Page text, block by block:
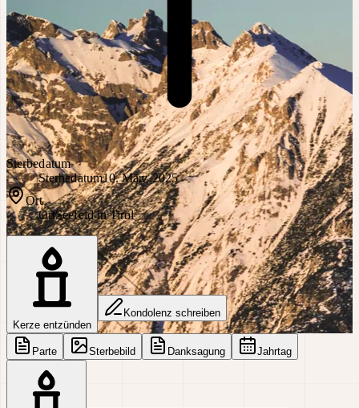
Sterbedatum
Sterbedatum10. März 2025
Ort
OrtSeefeld in Tirol
Kerze entzünden
Kondolenz schreiben
Parte Sterbebild Danksagung Jahrtag